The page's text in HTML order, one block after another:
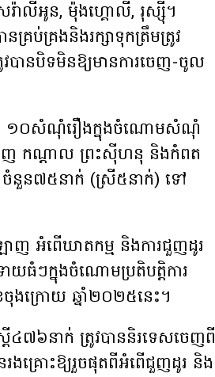
េរ៉ាលីអូន, ម៉ុងហ្គោលី, រុស្ស៊ី។
នគ្រប់គ្រងនិងរក្សាទុកត្រឹមត្រូវ
វបានបិទមិនឱ្យមានការចេញ-ចូល
ពោះ ១០សំណុំរឿងក្នុងចំណោមសំណុំ
នំពេញ កណ្តាល ព្រះស៊ីហនុ និងកំពត
ចំនួន៧៥នាក់ (ស្រី៥នាក់) ទៅ
ញ អំពើឃាតកម្ម និងការជួញដូរ
រាយធំៗក្នុងចំណោមប្រតិបត្តិការ
ចុងក្រោយ ឆ្នាំ២០២៥នេះ។
៤៧៦នាក់ ត្រូវបាននិរទេសចេញពី
ងគ្រោះឱ្យរួចផុតពីអំពើជួញដូរ និង